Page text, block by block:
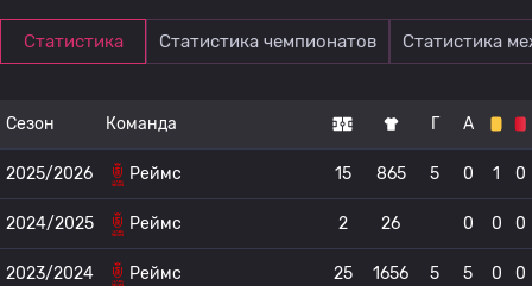
Статистика Статистика чемпионатов Статистика
Сезон Команда Г А
2025/2026 Реймс 15 865 5 0 1 0
2024/2025 Реймс 2 26 0 0 0
2023/2024 Реймс 25 1656 5 5 0 0